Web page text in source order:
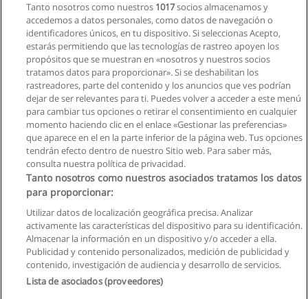
Ver cursos históricos
Privacidad de datos
Contactar con Educaedu
Copyright © Educaedu Business S.L. - CIF : B-95610580: -
Tanto nosotros como nuestros 1017socios almacenamos y
accedemos a datos personales, como datos de navegación o
identificadores únicos, en tu dispositivo. Si seleccionas Acepto,
estarás permitiendo que las tecnologías de rastreo apoyen los
propósitos que se muestran en «nosotros y nuestros socios
tratamos datos para proporcionar». Si se deshabilitan los
rastreadores, parte del contenido y los anuncios que ves podrían
dejar de ser relevantes para ti. Puedes volver a acceder a este menú
para cambiar tus opciones o retirar el consentimiento en cualquier
momento haciendo clic en el enlace «Gestionar las preferencias»
que aparece en el en la parte inferior de la página web. Tus opciones
tendrán efecto dentro de nuestro Sitio web. Para saber más,
consulta nuestra política de privacidad.
Tanto nosotros como nuestros asociados tratamos los datos
para proporcionar:
Utilizar datos de localización geográfica precisa. Analizar
activamente las características del dispositivo para su identificación.
Almacenar la información en un dispositivo y/o acceder a ella.
Publicidad y contenido personalizados, medición de publicidad y
contenido, investigación de audiencia y desarrollo de servicios.
Lista de asociados (proveedores)